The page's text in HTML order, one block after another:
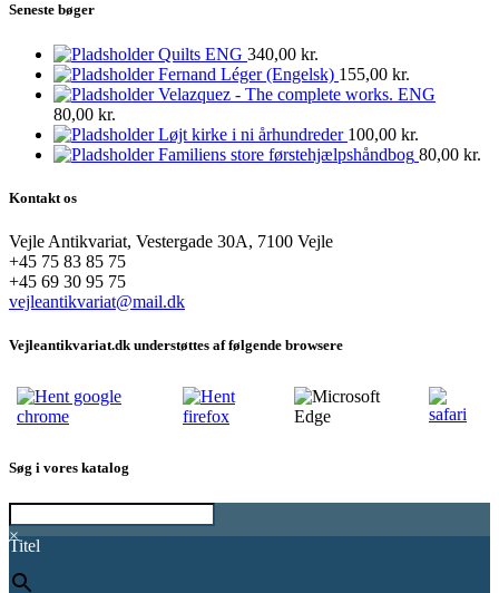
Seneste bøger
Quilts ENG 340,00 kr.
Fernand Léger (Engelsk) 155,00 kr.
Velazquez - The complete works. ENG
80,00 kr.
Løjt kirke i ni århundreder 100,00 kr.
Familiens store førstehjælpshåndbog 80,00 kr.
Kontakt os
Vejle Antikvariat, Vestergade 30A, 7100 Vejle
+45 75 83 85 75
+45 69 30 95 75
vejleantikvariat@mail.dk
Vejleantikvariat.dk understøttes af følgende browsere
Søg i vores katalog
×
Titel